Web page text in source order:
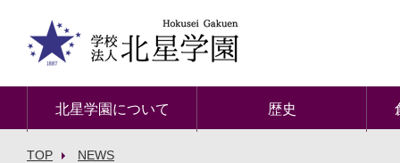
北星学園について 歴史
TOP NEWS